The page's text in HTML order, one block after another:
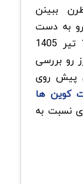
ببینن
رو به دست
بگیرن یا نه. در تحلیل زی کش 10 تیر 1405
رو بررسی
پیش روی
کوین ها
نسبت به